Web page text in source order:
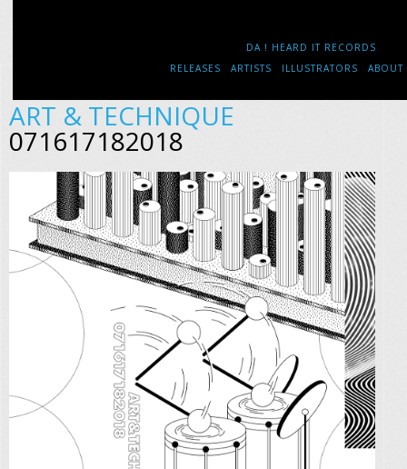
DA ! HEARD IT RECORDS
RELEASES
ARTISTS ILLUSTRATORS ABOUT
ART & TECHNIQUE
071617182018